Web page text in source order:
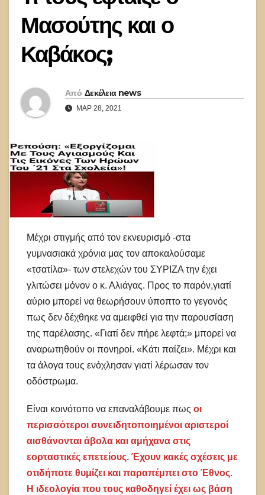
Μασούτης και ο
Καβάκος;
Από Δεκέλεια news
ΜΑΡ 28, 2021
Μέχρι στιγμής από τον εκνευρισμό -στα
γυμνασιακά χρόνια μας τον αποκαλούσαμε
«τσατίλα»- των στελεχών του ΣΥΡΙΖΑ την έχει
γλιτώσει μόνον ο κ. Αλιάγας. Προς το παρόν,γιατί
αύριο μπορεί να θεωρήσουν ύποπτο το γεγονός
πως δεν δέχθηκε να αμειφθεί για την παρουσίαση
της παρέλασης. «Γιατί δεν πήρε λεφτά;» μπορεί να
αναρωτηθούν οι πονηροί. «Κάτι παίζει». Μέχρι και
τα άλογα τους ενόχλησαν γιατί λέρωσαν τον
οδόστρωμα.
Είναι κοινότοπο να επαναλάβουμε πως οι
περισσότεροι συνειδητοποιημένοι αριστεροί
αισθάνονται άβολα και αμήχανα στις
εορταστικές επετείους. Έχουν κακές σχέσεις με
οτιδήποτε θυμίζει και παραπέμπει στο Έθνος.
Η ιδεολογία που τους καθοδηγεί έχει ως βάση